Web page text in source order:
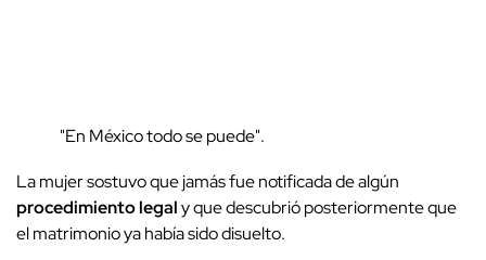
"En México todo se puede".
La mujer sostuvo que jamás fue notificada de algún
procedimiento legaly que descubrió posteriormente que
el matrimonio ya había sido disuelto.